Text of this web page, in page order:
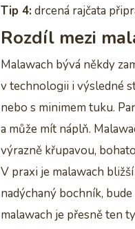
Tip 4:drcená rajčata
Rozdíl mezi
Malawach bývá někdy
v technologii i výsledné
nebo s minimem tuku.
a může mít náplň.
výrazně křupavou,
V praxi je malawach
nadýchaný bochník,
malawach je přesně ten